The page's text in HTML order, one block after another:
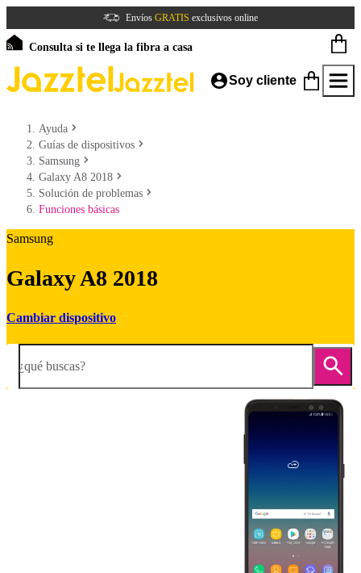
Envíos GRATIS exclusivos online
Consulta si te llega la fibra a casa
Soy cliente
Ayuda
Guías de dispositivos
Samsung
Galaxy A8 2018
Solución de problemas
Funciones básicas
Samsung
Galaxy A8 2018
Cambiar dispositivo
¿qué buscas?